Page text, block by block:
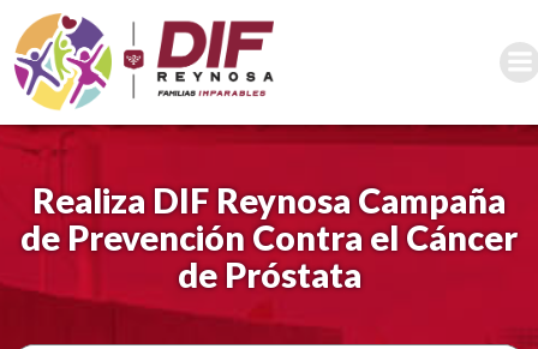
al
contenido
Realiza DIF Reynosa Campaña
de Prevención Contra el Cáncer
de Próstata